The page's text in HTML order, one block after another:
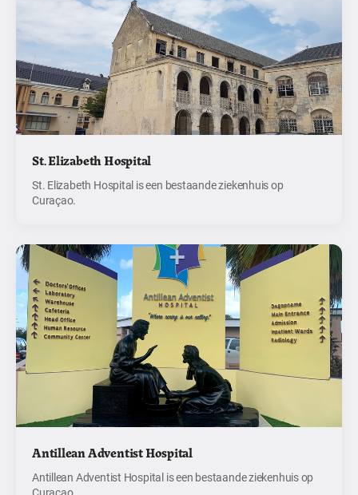
St. Elizabeth Hospital
St. Elizabeth Hospital is een bestaande ziekenhuis op
Curaçao.
Antillean Adventist Hospital
Antillean Adventist Hospital is een bestaande ziekenhuis op